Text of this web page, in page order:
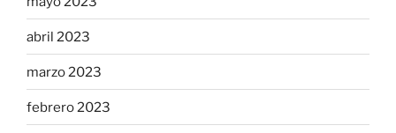
abril 2023
marzo 2023
febrero 2023